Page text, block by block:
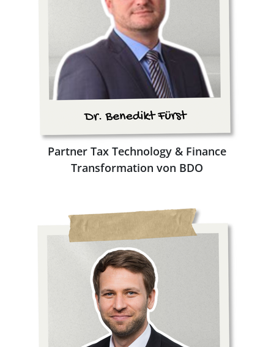
Partner Tax Technology & Finance
Transformation von BDO